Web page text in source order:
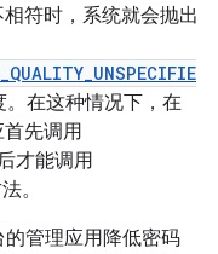
符时，系统就会抛出
在这种情况下，在
先调用
才能调用
。
的管理应用降低密码